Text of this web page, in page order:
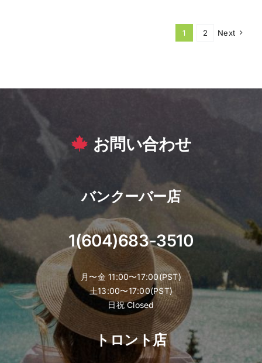
1 2 Next
お問い合わせ
バンクーバー店
1(604)683-3510
月〜金 11:00〜17:00(PST)
土13:00〜17:00(PST)
日祝 Closed
トロント店